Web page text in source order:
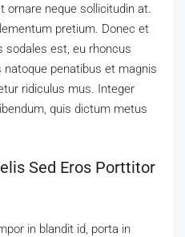
ornare neque sollicitudin at.
pretium. Donec et
sodales est, eu rhoncus
penatibus et magnis
ridiculus mus. Integer
quis dictum metus
Sed Eros Porttitor
in blandit id, porta in